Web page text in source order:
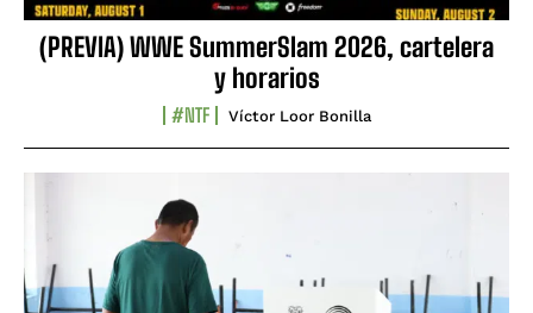
(PREVIA) WWE SummerSlam 2026, cartelera
y horarios
#NTF Víctor Loor Bonilla